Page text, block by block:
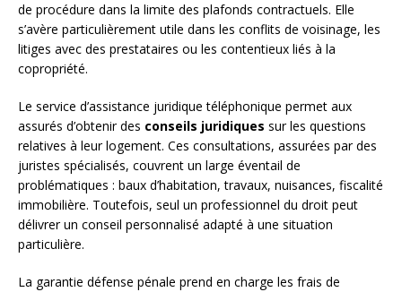
de procédure dans la limite des plafonds contractuels. Elle
s’avère particulièrement utile dans les conflits de voisinage, les
litiges avec des prestataires ou les contentieux liés à la
copropriété.
Le service d’assistance juridique téléphonique permet aux
assurés d’obtenir des conseils juridiques sur les questions
relatives à leur logement. Ces consultations, assurées par des
juristes spécialisés, couvrent un large éventail de
problématiques : baux d’habitation, travaux, nuisances, fiscalité
immobilière. Toutefois, seul un professionnel du droit peut
délivrer un conseil personnalisé adapté à une situation
particulière.
La garantie défense pénale prend en charge les frais de